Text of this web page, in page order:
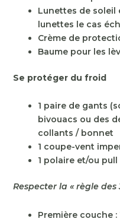
Lunettes de soleil
lunettes le cas
Crème de
Baume pour les
Se protéger du froid
1 paire de gants
bivouacs ou des
collants / bonnet
1 coupe-vent
1 polaire et/ou
Respecter la « règle des
Première couche